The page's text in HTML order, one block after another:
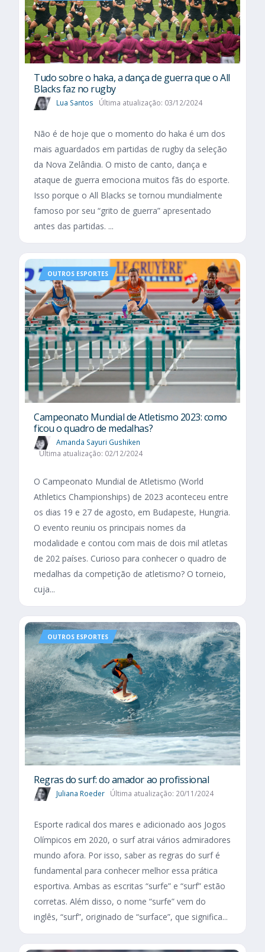
Tudo sobre o haka, a dança de guerra que o All
Blacks faz no rugby
Lua Santos Última atualização: 03/12/2024
Não é de hoje que o momento do haka é um dos
mais aguardados em partidas de rugby da seleção
da Nova Zelândia. O misto de canto, dança e
ataque de guerra emociona muitos fãs do esporte.
Isso porque o All Blacks se tornou mundialmente
famoso por seu “grito de guerra” apresentado
antes das partidas. ...
OUTROS ESPORTES
Campeonato Mundial de Atletismo 2023: como
ficou o quadro de medalhas?
Amanda Sayuri Gushiken
Última atualização: 02/12/2024
O Campeonato Mundial de Atletismo (World
Athletics Championships) de 2023 aconteceu entre
os dias 19 e 27 de agosto, em Budapeste, Hungria.
O evento reuniu os principais nomes da
modalidade e contou com mais de dois mil atletas
de 202 países. Curioso para conhecer o quadro de
medalhas da competição de atletismo? O torneio,
cuja...
OUTROS ESPORTES
Regras do surf: do amador ao profissional
Juliana Roeder Última atualização: 20/11/2024
Esporte radical dos mares e adicionado aos Jogos
Olímpicos em 2020, o surf atrai vários admiradores
mundo afora. Por isso, saber as regras do surf é
fundamental para conhecer melhor essa prática
esportiva. Ambas as escritas “surfe” e “surf” estão
corretas. Além disso, o nome “surfe” vem do
inglês, “surf”, originado de “surface”, que significa...